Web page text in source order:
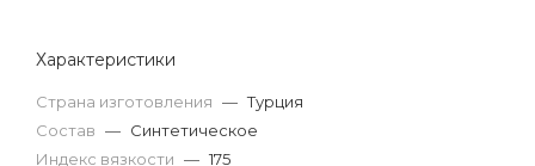
Характеристики
Страна изготовления — Турция
Состав — Синтетическое
Индекс вязкости — 175